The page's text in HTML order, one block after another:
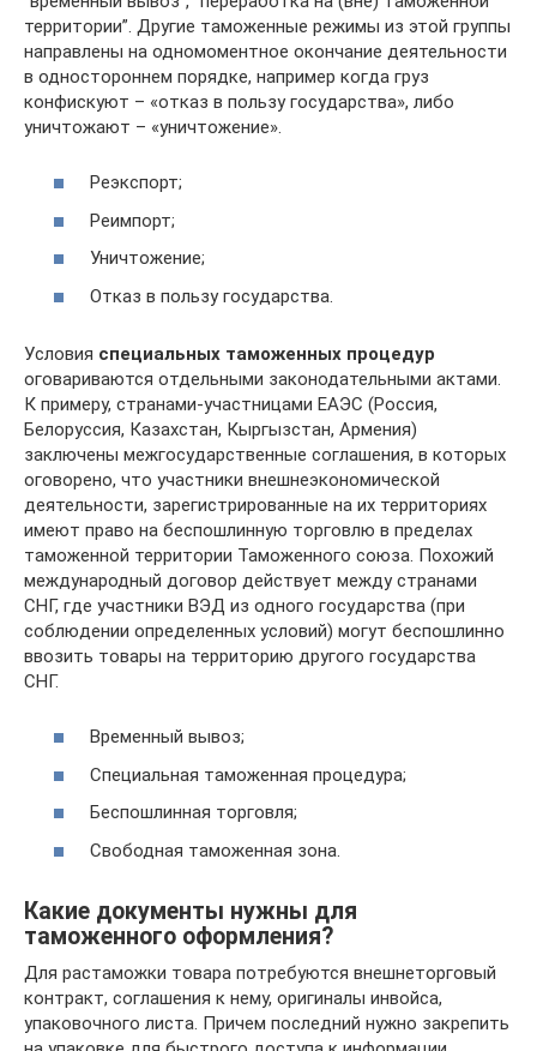
территории”. Другие таможенные режимы из этой группы
направлены на одномоментное окончание деятельности
в одностороннем порядке, например когда груз
конфискуют – «отказ в пользу государства», либо
уничтожают – «уничтожение».
Реэкспорт;
Реимпорт;
Уничтожение;
Отказ в пользу государства.
Условия специальных таможенных процедур
оговариваются отдельными законодательными актами.
К примеру, странами-участницами ЕАЭС (Россия,
Белоруссия, Казахстан, Кыргызстан, Армения)
заключены межгосударственные соглашения, в которых
оговорено, что участники внешнеэкономической
деятельности, зарегистрированные на их территориях
имеют право на беспошлинную торговлю в пределах
таможенной территории Таможенного союза. Похожий
международный договор действует между странами
СНГ, где участники ВЭД из одного государства (при
соблюдении определенных условий) могут беспошлинно
ввозить товары на территорию другого государства
СНГ.
Временный вывоз;
Специальная таможенная процедура;
Беспошлинная торговля;
Свободная таможенная зона.
Какие документы нужны для
таможенного оформления?
Для растаможки товара потребуются внешнеторговый
контракт, соглашения к нему, оригиналы инвойса,
упаковочного листа. Причем последний нужно закрепить